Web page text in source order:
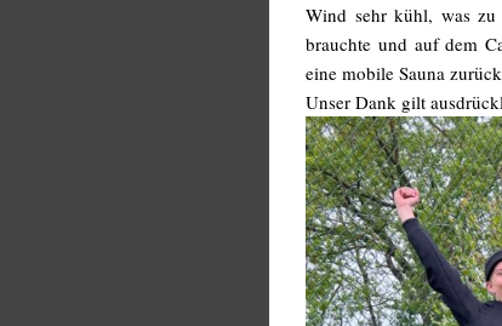
Wind sehr kühl, was zu
brauchte und auf dem
eine mobile Sauna
Unser Dank gilt